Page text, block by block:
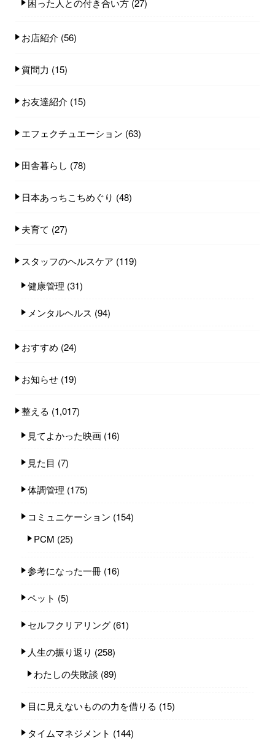
お店紹介 (56)
質問力 (15)
お友達紹介 (15)
エフェクチュエーション (63)
田舎暮らし (78)
日本あっちこちめぐり (48)
夫育て (27)
スタッフのヘルスケア (119)
健康管理 (31)
メンタルヘルス (94)
おすすめ (24)
お知らせ (19)
整える (1,017)
見てよかった映画 (16)
見た目 (7)
体調管理 (175)
コミュニケーション (154)
PCM (25)
参考になった一冊 (16)
ペット (5)
セルフクリアリング (61)
人生の振り返り (258)
わたしの失敗談 (89)
目に見えないものの力を借りる (15)
タイムマネジメント (144)